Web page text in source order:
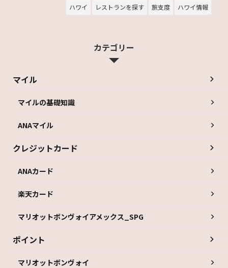
ハワイ レストランを探す 旅支度 ハワイ情報
カテゴリー
マイル
マイルの基礎知識
ANAマイル
クレジットカード
ANAカード
楽天カード
マリオットボンヴォイアメックス_SPG
ポイント
マリオットボンヴォイ